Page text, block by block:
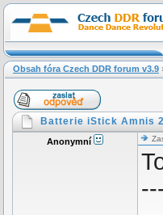
Obsah fóra Czech DDR forum v3.9
Batterie iStick Amnis
Anonymní